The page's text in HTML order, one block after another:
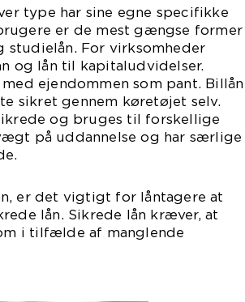
type har sine egne specifikke
er de mest gængse former
studielån. For virksomheder
og lån til kapitaludvidelser.
ejendommen som pant. Billån
sikret gennem køretøjet selv.
og bruges til forskellige
på uddannelse og har særlige
er det vigtigt for låntagere at
lån. Sikrede lån kræver, at
i tilfælde af manglende